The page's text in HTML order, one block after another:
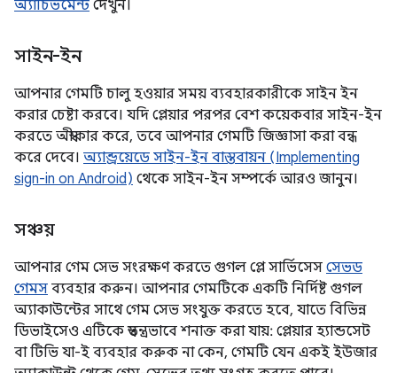
অ্যাচিভমেন্ট দেখুন।
সাইন-ইন
আপনার গেমটি চালু হওয়ার সময় ব্যবহারকারীকে সাইন ইন
করার চেষ্টা করবে। যদি প্লেয়ার পরপর বেশ কয়েকবার সাইন-ইন
করতে অস্বীকার করে, তবে আপনার গেমটি জিজ্ঞাসা করা বন্ধ
করে দেবে। অ্যান্ড্রয়েডে সাইন-ইন বাস্তবায়ন (Implementing
sign-in on Android) থেকে সাইন-ইন সম্পর্কে আরও জানুন।
সঞ্চয়
আপনার গেম সেভ সংরক্ষণ করতে গুগল প্লে সার্ভিসেস সেভড
গেমস ব্যবহার করুন। আপনার গেমটিকে একটি নির্দিষ্ট গুগল
অ্যাকাউন্টের সাথে গেম সেভ সংযুক্ত করতে হবে, যাতে বিভিন্ন
ডিভাইসেও এটিকে স্বতন্ত্রভাবে শনাক্ত করা যায়: প্লেয়ার হ্যান্ডসেট
বা টিভি যা-ই ব্যবহার করুক না কেন, গেমটি যেন একই ইউজার